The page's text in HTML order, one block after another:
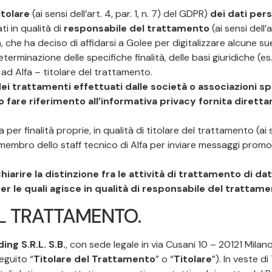
(ai sensi dell’art. 4, par. 1, n. 7) del GDPR) dei dati
in qualità di responsabile del trattamento(ai sensi
ha deciso di affidarsi a Golee per digitalizzare alcune
delle specifiche finalità, delle basi giuridiche
Alfa – titolare del trattamento.
trattamenti effettuati dalle società o associazioni
riferimento all’informativa privacy fornita
finalità proprie, in qualità di titolare del trattamento (ai
dello staff tecnico di Alfa per inviare messaggi
la distinzione fra le attività di trattamento di
le quali agisce in qualità di responsabile del
TRATTAMENTO.
S.R.L. S.B., con sede legale in via Cusani 10 – 20121
“Titolare del Trattamento” o “Titolare”). In veste